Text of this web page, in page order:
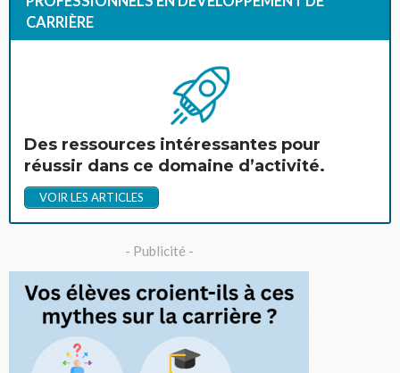
CARRIÈRE
Des ressources intéressantes pour
réussir dans ce domaine d’activité.
VOIR LES ARTICLES
- Publicité -